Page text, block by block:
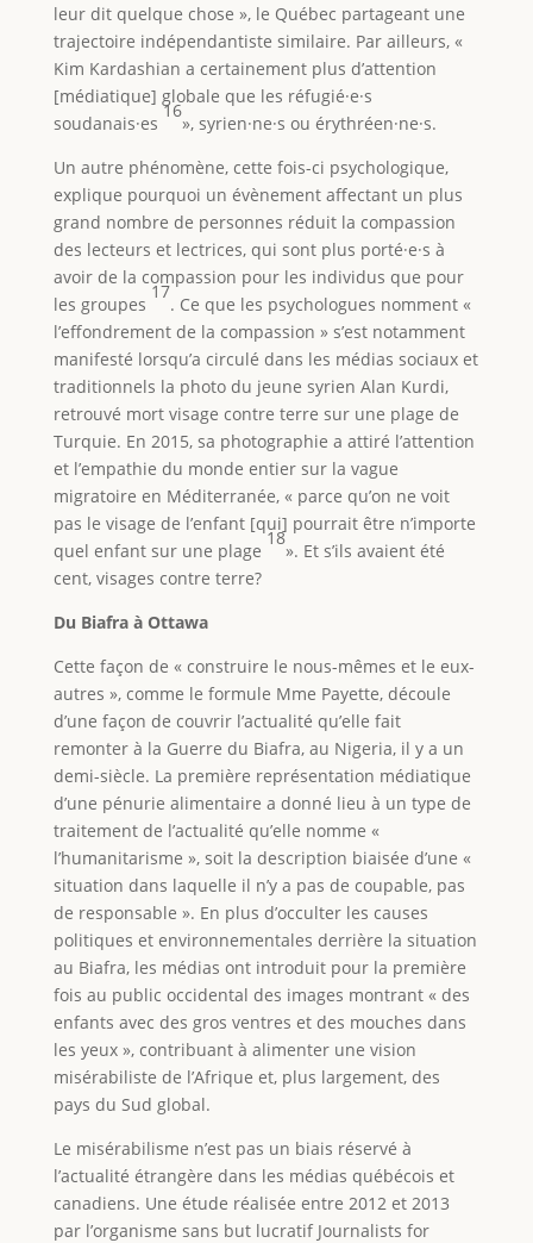
leur dit quelque chose », le Québec partageant une
trajectoire indépendantiste similaire. Par ailleurs, «
Kim Kardashian a certainement plus d’attention
[médiatique] globale que les réfugié·e·s
soudanais·es
16
», syrien·ne·s ou érythréen·ne·s.
Un autre phénomène, cette fois-ci psychologique,
explique pourquoi un évènement affectant un plus
grand nombre de personnes réduit la compassion
des lecteurs et lectrices, qui sont plus porté·e·s à
avoir de la compassion pour les individus que pour
les groupes
17
. Ce que les psychologues nomment «
l’effondrement de la compassion » s’est notamment
manifesté lorsqu’a circulé dans les médias sociaux et
traditionnels la photo du jeune syrien Alan Kurdi,
retrouvé mort visage contre terre sur une plage de
Turquie. En 2015, sa photographie a attiré l’attention
et l’empathie du monde entier sur la vague
migratoire en Méditerranée, « parce qu’on ne voit
pas le visage de l’enfant [qui] pourrait être n’importe
quel enfant sur une plage
18
». Et s’ils avaient été
cent, visages contre terre?
Du Biafra à Ottawa
Cette façon de « construire le nous-mêmes et le eux-
autres », comme le formule Mme Payette, découle
d’une façon de couvrir l’actualité qu’elle fait
remonter à la Guerre du Biafra, au Nigeria, il y a un
demi-siècle. La première représentation médiatique
d’une pénurie alimentaire a donné lieu à un type de
traitement de l’actualité qu’elle nomme «
l’humanitarisme », soit la description biaisée d’une «
situation dans laquelle il n’y a pas de coupable, pas
de responsable ». En plus d’occulter les causes
politiques et environnementales derrière la situation
au Biafra, les médias ont introduit pour la première
fois au public occidental des images montrant « des
enfants avec des gros ventres et des mouches dans
les yeux », contribuant à alimenter une vision
misérabiliste de l’Afrique et, plus largement, des
pays du Sud global.
Le misérabilisme n’est pas un biais réservé à
l’actualité étrangère dans les médias québécois et
canadiens. Une étude réalisée entre 2012 et 2013
par l’organisme sans but lucratif Journalists for